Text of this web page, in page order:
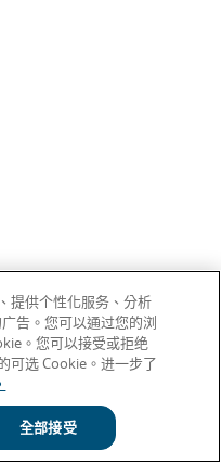
提供个性化服务、分析
告。您可以通过您的浏
。您可以接受或拒绝
可选 Cookie。进一步了
全部接受